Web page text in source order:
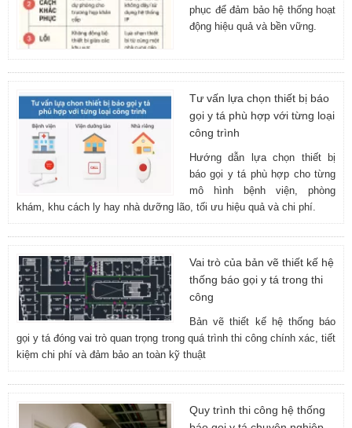
phục để đảm bảo hệ thống hoạt
động hiệu quả và bền vững.
Tư vấn lựa chọn thiết bị báo
gọi y tá phù hợp với từng loại
công trình
Hướng dẫn lựa chọn thiết bị
báo gọi y tá phù hợp cho từng
mô hình bệnh viện, phòng
khám, khu cách ly hay nhà dưỡng lão, tối ưu hiệu quả và chi phí.
Vai trò của bản vẽ thiết kế hệ
thống báo gọi y tá trong thi
công
Bản vẽ thiết kế hệ thống báo
gọi y tá đóng vai trò quan trọng trong quá trình thi công chính xác, tiết
kiệm chi phí và đảm bảo an toàn kỹ thuật
Quy trình thi công hệ thống